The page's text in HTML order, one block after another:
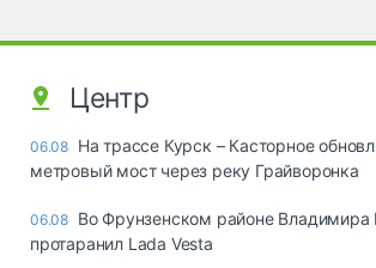
Центр
06.08 На трассе Курск – Касторное
метровый мост через реку Грайворонка
06.08 Во Фрунзенском районе
протаранил Lada Vesta